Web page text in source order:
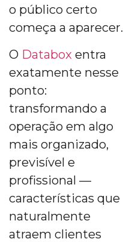
o público certo
começa a aparecer.
O Databox entra
exatamente nesse
ponto:
transformando a
operação em algo
mais organizado,
previsível e
profissional —
características que
naturalmente
atraem clientes